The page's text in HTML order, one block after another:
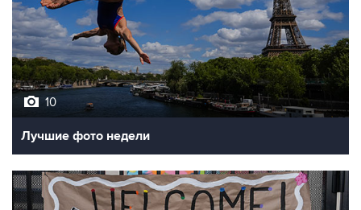
10
Лучшие фото недели